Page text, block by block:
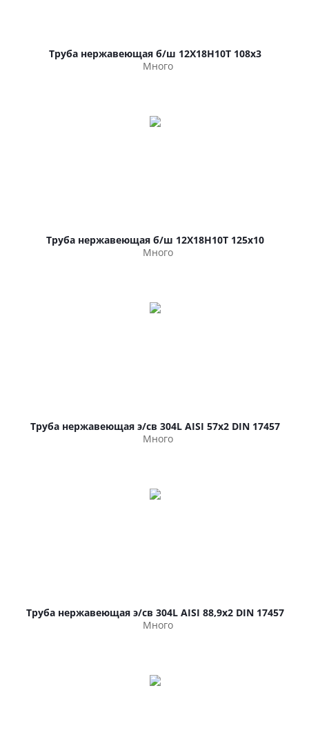
Труба нержавеющая б/ш 12Х18Н10Т 108х3
Много
Труба нержавеющая б/ш 12Х18Н10Т 125х10
Много
Труба нержавеющая э/св 304L AISI 57х2 DIN 17457
Много
Труба нержавеющая э/св 304L AISI 88,9х2 DIN 17457
Много